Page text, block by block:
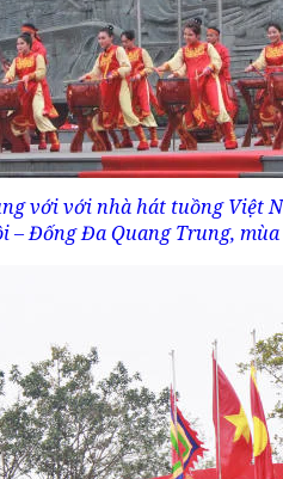
với với nhà hát tuồng Việt
– Đống Đa Quang Trung,